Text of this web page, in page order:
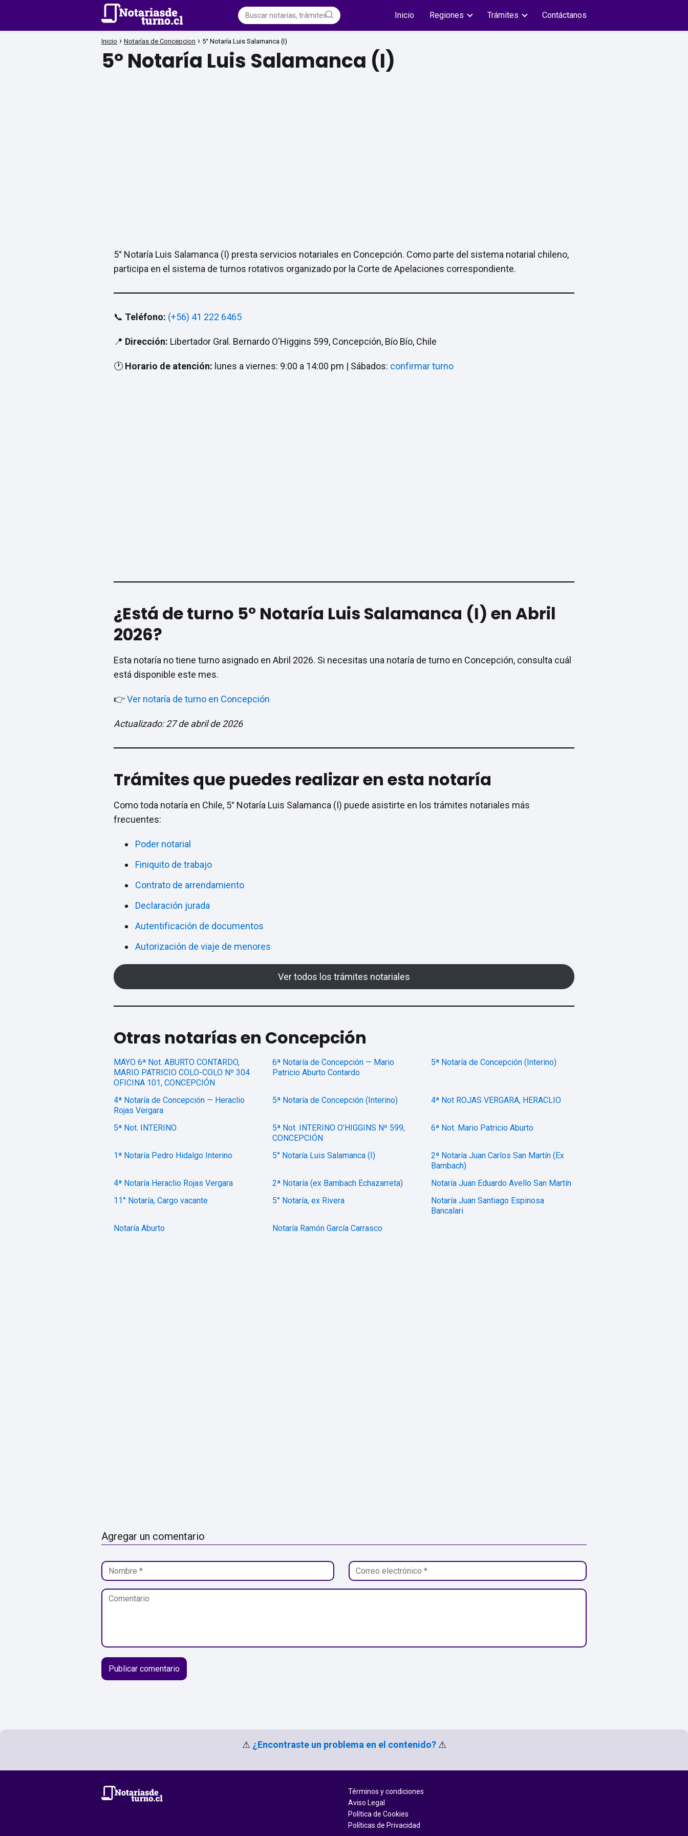
Inicio Regiones Trámites Contáctanos
Inicio Notarías de Concepcion 5° Notaría Luis Salamanca (I)
5° Notaría Luis Salamanca (I)
5° Notaría Luis Salamanca (I) presta servicios notariales en Concepción. Como parte del sistema notarial chileno,
participa en el sistema de turnos rotativos organizado por la Corte de Apelaciones correspondiente.
📞 Teléfono: (+56) 41 222 6465
📍 Dirección: Libertador Gral. Bernardo O'Higgins 599, Concepción, Bío Bío, Chile
🕐Horario de atención: lunes a viernes: 9:00 a 14:00 pm | Sábados: confirmar turno
¿Está de turno 5° Notaría Luis Salamanca (I) en Abril
2026?
Esta notaría no tiene turno asignado en Abril 2026. Si necesitas una notaría de turno en Concepción, consulta cuál
está disponible este mes.
👉Ver notaría de turno en Concepción
Actualizado: 27 de abril de 2026
Trámites que puedes realizar en esta notaría
Como toda notaría en Chile, 5° Notaría Luis Salamanca (I) puede asistirte en los trámites notariales más
frecuentes:
Poder notarial
Finiquito de trabajo
Contrato de arrendamiento
Declaración jurada
Autentificación de documentos
Autorización de viaje de menores
Ver todos los trámites notariales
Otras notarías en Concepción
MAYO 6ª Not. ABURTO CONTARDO,
MARIO PATRICIO COLO-COLO Nº 304
OFICINA 101, CONCEPCIÓN
6ª Notaría de Concepción — Mario
Patricio Aburto Contardo
5ª Notaría de Concepción (Interino)
4ª Notaría de Concepción — Heraclio
Rojas Vergara
5ª Notaría de Concepción (Interino) 4ª Not ROJAS VERGARA, HERACLIO
5ª Not. INTERINO
5ª Not. INTERINO O’HIGGINS Nº 599,
CONCEPCIÓN
6ª Not. Mario Patricio Aburto
1ª Notaría Pedro Hidalgo Interino 5° Notaría Luis Salamanca (I)
2ª Notaría Juan Carlos San Martín (Ex
Bambach)
4ª Notaría Heraclio Rojas Vergara
2ª Notaría (ex Bambach Echazarreta)
Notaría Juan Eduardo Avello San Martín
11° Notaría, Cargo vacante
5° Notaría, ex Rivera
Notaría Juan Santiago Espinosa
Bancalari
Notaría Aburto
Notaría Ramón García Carrasco
Agregar un comentario
⚠ ¿Encontraste un problema en el contenido? ⚠
Términos y condiciones
Aviso Legal
Política de Cookies
Políticas de Privacidad